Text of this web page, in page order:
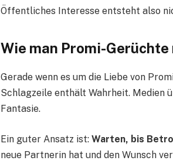
Öffentliches Interesse entsteht also
Wie man Promi-
Gerade wenn es um die Liebe von
Schlagzeile enthält Wahrheit. Medien
Fantasie.
Ein guter Ansatz ist: Warten, bis
neue Partnerin hat und den Wunsch